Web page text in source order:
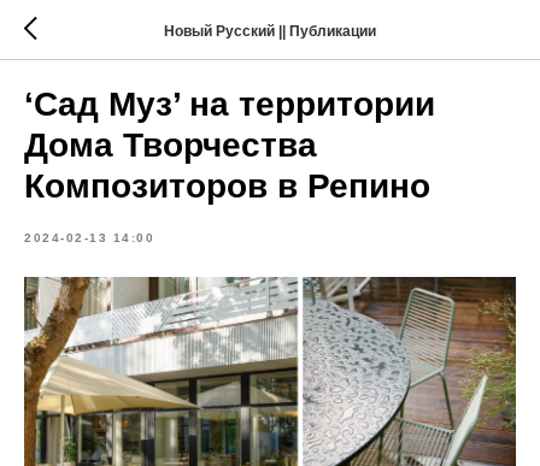
Новый Русский || Публикации
‘Сад Муз’ на территории
Дома Творчества
Композиторов в Репино
2024-02-13 14:00